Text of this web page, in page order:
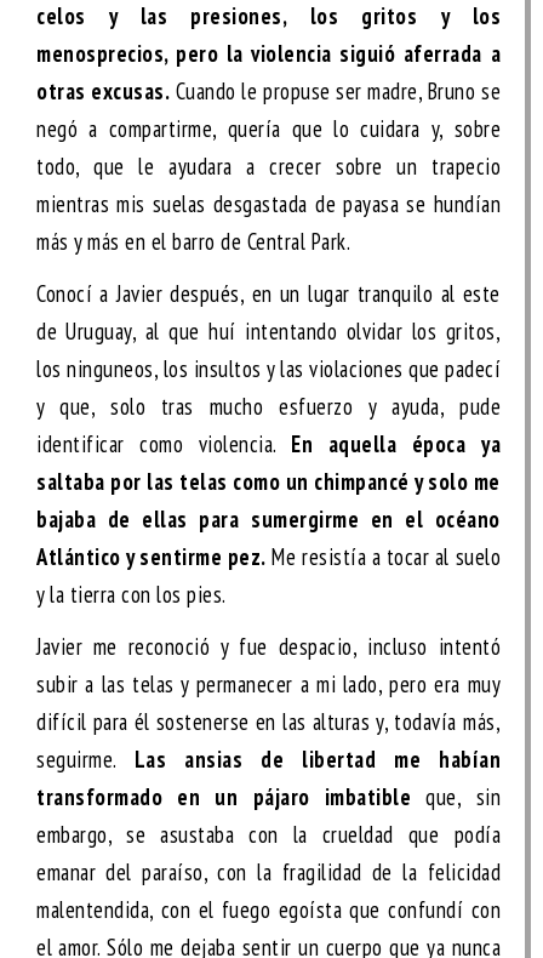
celos y las presiones, los gritos y los
menosprecios, pero la violencia siguió aferrada a
otras excusas. Cuando le propuse ser madre, Bruno se
negó a compartirme, quería que lo cuidara y, sobre
todo, que le ayudara a crecer sobre un trapecio
mientras mis suelas desgastada de payasa se hundían
más y más en el barro de Central Park.
Conocí a Javier después, en un lugar tranquilo al este
de Uruguay, al que huí intentando olvidar los gritos,
los ninguneos, los insultos y las violaciones que padecí
y que, solo tras mucho esfuerzo y ayuda, pude
identificar como violencia. En aquella época ya
saltaba por las telas como un chimpancé y solo me
bajaba de ellas para sumergirme en el océano
Atlántico y sentirme pez. Me resistía a tocar al suelo
y la tierra con los pies.
Javier me reconoció y fue despacio, incluso intentó
subir a las telas y permanecer a mi lado, pero era muy
difícil para él sostenerse en las alturas y, todavía más,
seguirme. Las ansias de libertad me habían
transformado en un pájaro imbatible que, sin
embargo, se asustaba con la crueldad que podía
emanar del paraíso, con la fragilidad de la felicidad
malentendida, con el fuego egoísta que confundí con
el amor. Sólo me dejaba sentir un cuerpo que ya nunca